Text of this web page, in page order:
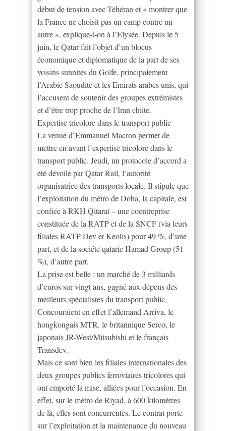
début de tension avec Téhéran et « montrer que
la France ne choisit pas un camp contre un
autre », explique-t-on à l’Elysée. Depuis le 5
juin, le Qatar fait l’objet d’un blocus
économique et diplomatique de la part de ses
voisins sunnites du Golfe, principalement
l’Arabie Saoudite et les Emirats arabes unis, qui
l’accusent de soutenir des groupes extrémistes
et d’être trop proche de l’Iran chiite.
Expertise tricolore dans le transport public
La venue d’Emmanuel Macron permet de
mettre en avant l’expertise tricolore dans le
transport public. Jeudi, un protocole d’accord a
été dévoilé par Qatar Rail, l’autorité
organisatrice des transports locale. Il stipule que
l’exploitation du métro de Doha, la capitale, est
confiée à RKH Qitarat – une coentreprise
constituée de la RATP et de la SNCF (via leurs
filiales RATP Dev et Keolis) pour 49 %, d’une
part, et de la société qatarie Hamad Group (51
%), d’autre part.
La prise est belle : un marché de 3 milliards
d’euros sur vingt ans, gagné aux dépens des
meilleurs spécialistes du transport public.
Concouraient en effet l’allemand Arriva, le
hongkongais MTR, le britannique Serco, le
japonais JR-West/Mitsubishi et le français
Transdev.
Mais ce sont bien les filiales internationales des
deux groupes publics ferroviaires tricolores qui
ont emporté la mise, alliées pour l’occasion. En
effet, sur le métro de Riyad, à 600 kilomètres
de là, elles sont concurrentes. Le contrat porte
sur l’exploitation et la maintenance du nouveau